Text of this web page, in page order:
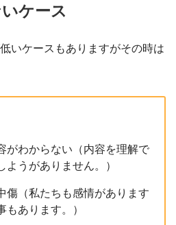
ケース
いケースもありますがその時は
がわからない（内容を理解で
ようがありません。）
傷（私たちも感情があります
もあります。）